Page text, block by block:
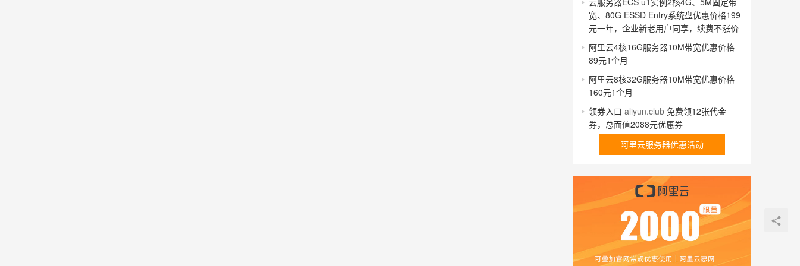
宽、80G ESSD Entry系统盘优惠价格199
元一年，企业新老用户同享，续费不涨价
阿里云4核16G服务器10M带宽优惠价格
89元1个月
阿里云8核32G服务器10M带宽优惠价格
160元1个月
领券入口 aliyun.club 免费领12张代金
券，总面值2088元优惠券
阿里云服务器优惠活动